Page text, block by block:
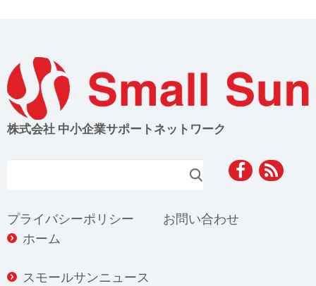
株式会社 中小企業サポートネットワーク
プライバシーポリシー
お問い合わせ
ホーム
スモールサンニュース